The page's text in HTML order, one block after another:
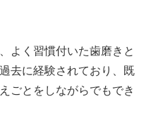
よく習慣付いた歯磨きと
去に経験されており、既
ごとをしながらでもでき